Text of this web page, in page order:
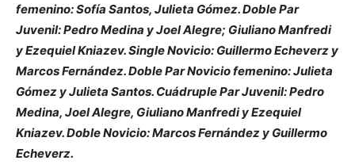
femenino: Sofía Santos, Julieta Gómez. Doble Par
Juvenil: Pedro Medina y Joel Alegre; Giuliano Manfredi
y Ezequiel Kniazev. Single Novicio: Guillermo Echeverz y
Marcos Fernández. Doble Par Novicio femenino: Julieta
Gómez y Julieta Santos. Cuádruple Par Juvenil: Pedro
Medina, Joel Alegre, Giuliano Manfredi y Ezequiel
Kniazev. Doble Novicio: Marcos Fernández y Guillermo
Echeverz.